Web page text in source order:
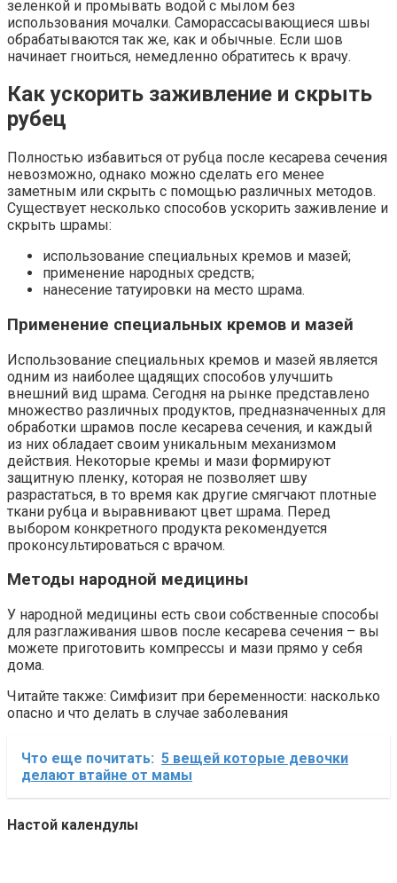
зеленкой и промывать водой с мылом без
использования мочалки. Саморассасывающиеся швы
обрабатываются так же, как и обычные. Если шов
начинает гноиться, немедленно обратитесь к врачу.
Как ускорить заживление и скрыть
рубец
Полностью избавиться от рубца после кесарева сечения
невозможно, однако можно сделать его менее
заметным или скрыть с помощью различных методов.
Существует несколько способов ускорить заживление и
скрыть шрамы:
использование специальных кремов и мазей;
применение народных средств;
нанесение татуировки на место шрама.
Применение специальных кремов и мазей
Использование специальных кремов и мазей является
одним из наиболее щадящих способов улучшить
внешний вид шрама. Сегодня на рынке представлено
множество различных продуктов, предназначенных для
обработки шрамов после кесарева сечения, и каждый
из них обладает своим уникальным механизмом
действия. Некоторые кремы и мази формируют
защитную пленку, которая не позволяет шву
разрастаться, в то время как другие смягчают плотные
ткани рубца и выравнивают цвет шрама. Перед
выбором конкретного продукта рекомендуется
проконсультироваться с врачом.
Методы народной медицины
У народной медицины есть свои собственные способы
для разглаживания швов после кесарева сечения – вы
можете приготовить компрессы и мази прямо у себя
дома.
Читайте также: Симфизит при беременности: насколько
опасно и что делать в случае заболевания
Что еще почитать: 5 вещей которые девочки
делают втайне от мамы
Настой календулы